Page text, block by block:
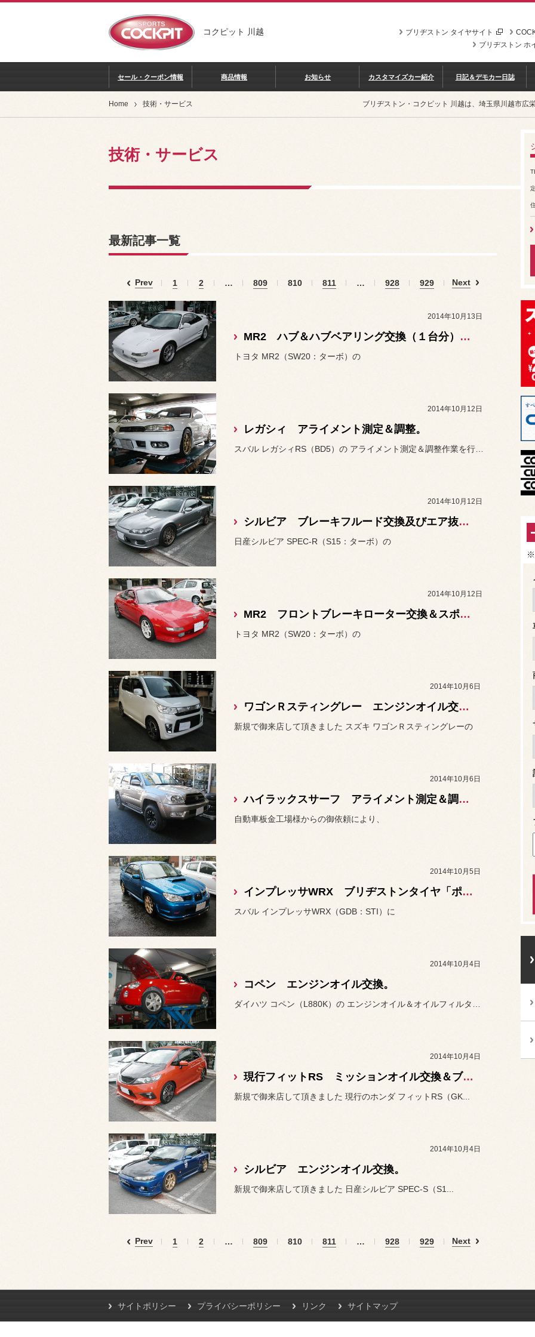
コクピット 川越
ブリヂストン タイヤサイト
ブリヂストン ホ
セール・クーポン情報 商品情報 お知らせ カスタマイズカー紹介 日記＆デモカー日誌
Home 技術・サービス ブリヂストン・コクピット 川越は、埼玉県川越市広
技術・サービス
最新記事一覧
Prev 1 2 … 809 810 811 … 928 929 Next
2014年10月13日
MR2 ハブ＆ハブベアリング交換（１台分）＆アライメント作業。
トヨタ MR2（SW20：ターボ）の
2014年10月12日
レガシィ アライメント測定＆調整。
2014年10月12日
シルビア ブレーキフルード交換及びエア抜き。
日産シルビア SPEC-R（S15：ターボ）の
2014年10月12日
MR2 フロントブレーキローター交換＆スポーツブレーキパッド装着。
トヨタ MR2（SW20：ターボ）の
2014年10月6日
ワゴンＲスティングレー エンジンオイル交換。
新規で御来店して頂きました スズキ ワゴンＲスティングレーの
2014年10月6日
ハイラックスサーフ アライメント測定＆調整。
自動車板金工場様からの御依頼により、
2014年10月5日
インプレッサWRX ブリヂストンタイヤ「ポテンザ RE-11A」装着。
スバル インプレッサWRX（GDB：STI）に
2014年10月4日
コペン エンジンオイル交換。
2014年10月4日
現行フィットRS ミッションオイル交換＆ブレーキフルード交換及びエア抜き。
新規で御来店して頂きました 現行のホンダ フィットRS（GK...
2014年10月4日
シルビア エンジンオイル交換。
新規で御来店して頂きました 日産シルビア SPEC-S（S1...
Prev 1 2 … 809 810 811 … 928 929 Next
※
サイトポリシー プライバシーポリシー リンク サイトマップ